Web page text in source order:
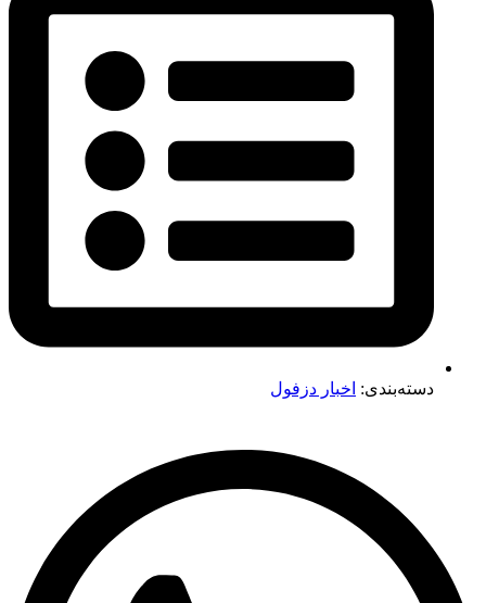
دسته‌بندی: اخبار دزفول